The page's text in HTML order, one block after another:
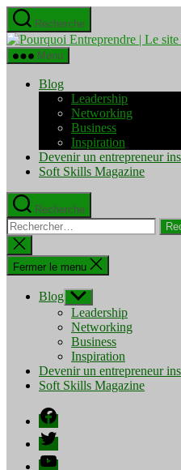
Aller
au
contenu
Recherche
Menu
Blog
Leadership
Networking
Business
Inspiration
Devenir un entrepreneur
Soft Skills Magazine
Recherche
Rechercher :
Fermer
la
recherche
Fermer le menu
Blog Afficher
le
sous-
menu
Leadership
Networking
Business
Inspiration
Devenir un entrepreneur
Soft Skills Magazine
Facebook
Twitter
YouTube